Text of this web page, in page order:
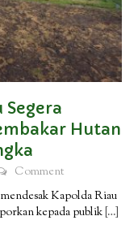
Segera
Hutan
Comment
Kapolda Riau
kepada publik […]